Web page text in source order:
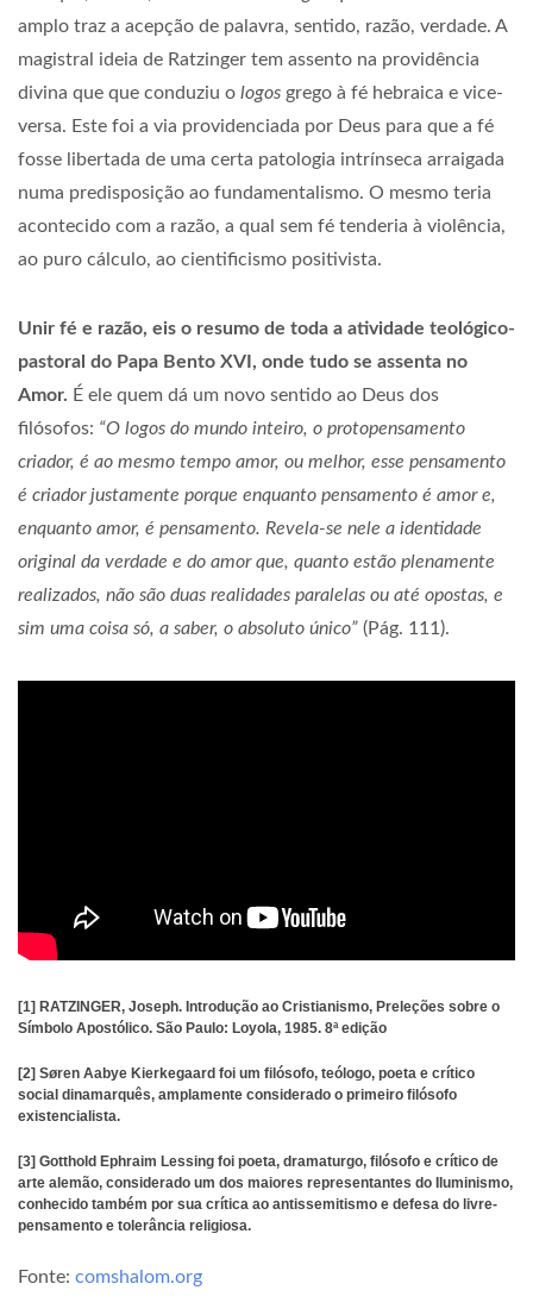
amplo traz a acepção de palavra, sentido, razão, verdade. A
magistral ideia de Ratzinger tem assento na providência
divina que que conduziu o logos grego à fé hebraica e vice-
versa. Este foi a via providenciada por Deus para que a fé
fosse libertada de uma certa patologia intrínseca arraigada
numa predisposição ao fundamentalismo. O mesmo teria
acontecido com a razão, a qual sem fé tenderia à violência,
ao puro cálculo, ao cientificismo positivista.
Unir fé e razão, eis o resumo de toda a atividade teológico-
pastoral do Papa Bento XVI, onde tudo se assenta no
Amor. É ele quem dá um novo sentido ao Deus dos
filósofos: “O logos do mundo inteiro, o protopensamento
criador, é ao mesmo tempo amor, ou melhor, esse pensamento
é criador justamente porque enquanto pensamento é amor e,
enquanto amor, é pensamento. Revela-se nele a identidade
original da verdade e do amor que, quanto estão plenamente
realizados, não são duas realidades paralelas ou até opostas, e
sim uma coisa só, a saber, o absoluto único” (Pág. 111).
[1] RATZINGER, Joseph. Introdução ao Cristianismo, Preleções sobre o
Símbolo Apostólico. São Paulo: Loyola, 1985. 8ª edição
[2] Søren Aabye Kierkegaard foi um filósofo, teólogo, poeta e crítico
social dinamarquês, amplamente considerado o primeiro filósofo
existencialista.
[3] Gotthold Ephraim Lessing foi poeta, dramaturgo, filósofo e crítico de
arte alemão, considerado um dos maiores representantes do Iluminismo,
conhecido também por sua crítica ao antissemitismo e defesa do livre-
pensamento e tolerância religiosa.
Fonte: comshalom.org